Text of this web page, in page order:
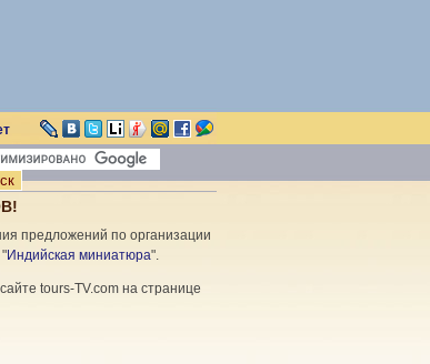
предложений по организации
Индийская миниатюра".
tours-TV.com на странице